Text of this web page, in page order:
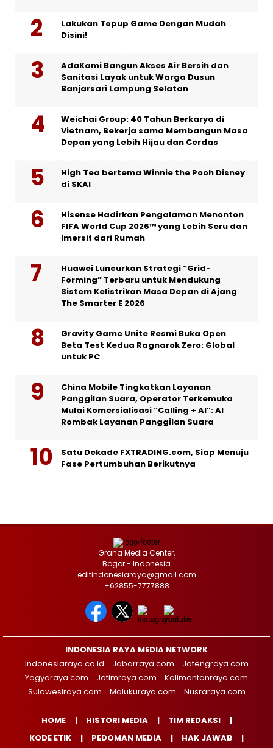
Lakukan Topup Game Dengan Mudah
Disini!
AdaKami Bangun Akses Air Bersih dan
Sanitasi Layak untuk Warga Dusun
Banjarsari Lampung Selatan
Weichai Group: 40 Tahun Berkarya di
Vietnam, Bekerja sama Membangun Masa
Depan yang Lebih Hijau dan Cerdas
High Tea bertema Winnie the Pooh Disney
di SKAI
Hisense Hadirkan Pengalaman Menonton
FIFA World Cup 2026™ yang Lebih Seru dan
Imersif dari Rumah
Huawei Luncurkan Strategi “Grid-
Forming” Terbaru untuk Mendukung
Sistem Kelistrikan Masa Depan di Ajang
The Smarter E 2026
Gravity Game Unite Resmi Buka Open
Beta Test Kedua Ragnarok Zero: Global
untuk PC
China Mobile Tingkatkan Layanan
Panggilan Suara, Operator Terkemuka
Mulai Komersialisasi “Calling + AI”: AI
Rombak Layanan Panggilan Suara
Satu Dekade FXTRADING.com, Siap Menuju
Fase Pertumbuhan Berikutnya
Graha Media Center,
Bogor - Indonesia
editindonesiaraya@gmail.com
+62855-7777888
INDONESIA RAYA MEDIA NETWORK
Indonesiaraya.co.id
Jabarraya.com
Jatengraya.com
Yogyaraya.com
Jatimraya.com
Kalimantanraya.com
Sulawesiraya.com
Malukuraya.com Nusraraya.com
HOME HISTORI MEDIA
TIM REDAKSI
KODE ETIK
PEDOMAN MEDIA
HAK JAWAB